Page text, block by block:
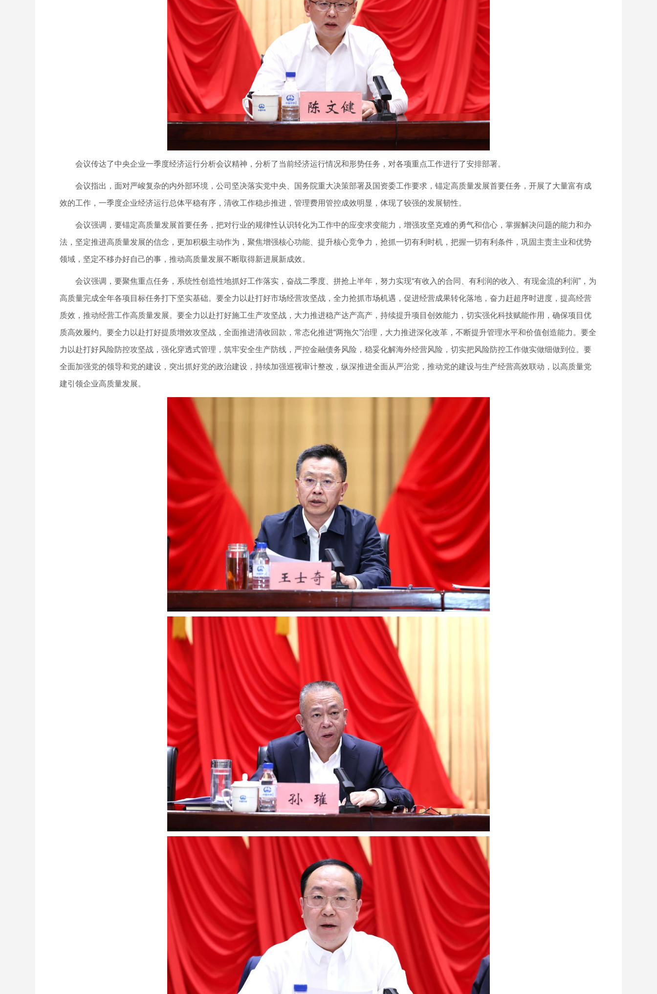
会议传达了中央企业一季度经济运行分析会议精神，分析了当前经济运行情况和形势任务，对各项重点工作进行了安排部署。
会议指出，面对严峻复杂的内外部环境，公司坚决落实党中央、国务院重大决策部署及国资委工作要求，锚定高质量发展首要任务，开展了大量富有成
效的工作，一季度企业经济运行总体平稳有序，清收工作稳步推进，管理费用管控成效明显，体现了较强的发展韧性。
会议强调，要锚定高质量发展首要任务，把对行业的规律性认识转化为工作中的应变求变能力，增强攻坚克难的勇气和信心，掌握解决问题的能力和办
法，坚定推进高质量发展的信念，更加积极主动作为，聚焦增强核心功能、提升核心竞争力，抢抓一切有利时机，把握一切有利条件，巩固主责主业和优势
领域，坚定不移办好自己的事，推动高质量发展不断取得新进展新成效。
会议强调，要聚焦重点任务，系统性创造性地抓好工作落实，奋战二季度、拼抢上半年，努力实现“有收入的合同、有利润的收入、有现金流的利润”，为
高质量完成全年各项目标任务打下坚实基础。要全力以赴打好市场经营攻坚战，全力抢抓市场机遇，促进经营成果转化落地，奋力赶超序时进度，提高经营
质效，推动经营工作高质量发展。要全力以赴打好施工生产攻坚战，大力推进稳产达产高产，持续提升项目创效能力，切实强化科技赋能作用，确保项目优
质高效履约。要全力以赴打好提质增效攻坚战，全面推进清收回款，常态化推进“两拖欠”治理，大力推进深化改革，不断提升管理水平和价值创造能力。要全
力以赴打好风险防控攻坚战，强化穿透式管理，筑牢安全生产防线，严控金融债务风险，稳妥化解海外经营风险，切实把风险防控工作做实做细做到位。要
全面加强党的领导和党的建设，突出抓好党的政治建设，持续加强巡视审计整改，纵深推进全面从严治党，推动党的建设与生产经营高效联动，以高质量党
建引领企业高质量发展。